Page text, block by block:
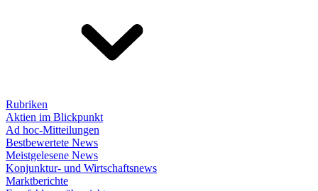
Rubriken
Aktien im Blickpunkt
Ad hoc-Mitteilungen
Bestbewertete News
Meistgelesene News
Konjunktur- und Wirtschaftsnews
Marktberichte